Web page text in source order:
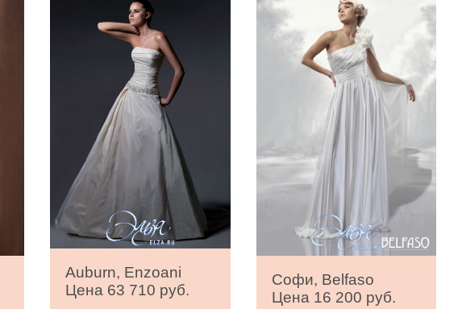
Auburn, Enzoani
Цена 63 710 руб.
Софи, Belfaso
Цена 16 200 руб.